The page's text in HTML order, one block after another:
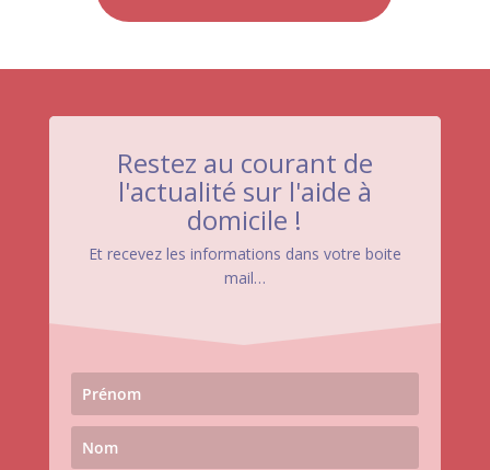
Restez au courant de
l'actualité sur l'aide à
domicile !
Et recevez les informations dans votre boite
mail…